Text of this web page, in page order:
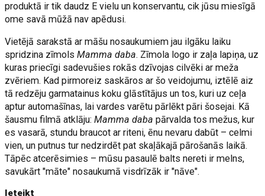
produktā ir tik daudz E vielu un konservantu, cik jūsu miesīgā
ome savā mūžā nav apēdusi.
Vietējā sarakstā ar māšu nosaukumiem jau ilgāku laiku
spridzina zīmolsMamma daba. Zīmola logo ir zaļa lapiņa, uz
kuras priecīgi sadevušies rokās dzīvojas cilvēki ar meža
zvēriem. Kad pirmoreiz saskāros ar šo veidojumu, iztēlē aiz
tā redzēju garmatainus koku glāstītājus un tos, kuri uz ceļa
aptur automašīnas, lai vardes varētu pārlēkt pāri šosejai. Kā
šausmu filmā atklāju:Mamma dabapārvalda tos mežus, kur
es vasarā, stundu braucot ar riteni, ēnu nevaru dabūt – celmi
vien, un putnus tur nedzirdēt pat skaļākajā pārošanās laikā.
Tāpēc atcerēsimies – mūsu pasaulē balts nereti ir melns,
savukārt "māte" nosaukumā visdrīzāk ir "nāve".
Ieteikt